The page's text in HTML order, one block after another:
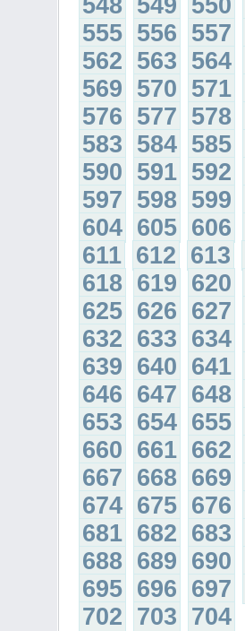
548 549 550
555 556 557
562 563 564
569 570 571
576 577 578
583 584 585
590 591 592
597 598 599
604 605 606
611 612 613
618 619 620
625 626 627
632 633 634
639 640 641
646 647 648
653 654 655
660 661 662
667 668 669
674 675 676
681 682 683
688 689 690
695 696 697
702 703 704